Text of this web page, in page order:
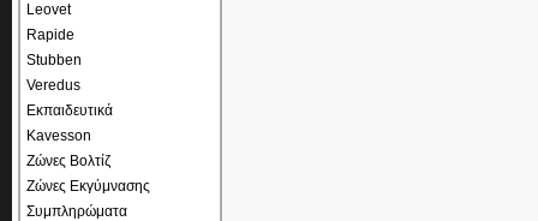
Leovet
Rapide
Stubben
Veredus
Εκπαιδευτικά
Kavesson
Ζώνες Βολτίζ
Ζώνες Εκγύμνασης
Συμπληρώματα